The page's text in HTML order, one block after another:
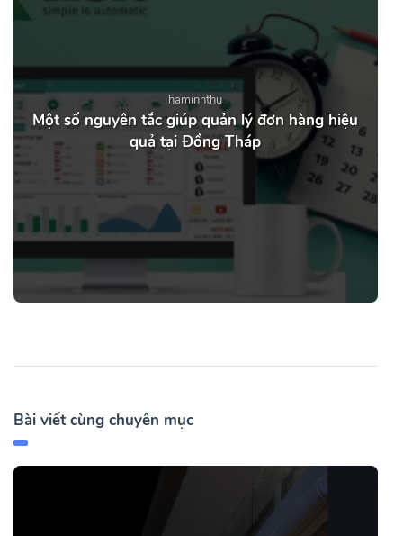
haminhthu
Một số nguyên tắc giúp quản lý đơn hàng hiệu
quả tại Đồng Tháp
Bài viết cùng chuyên mục